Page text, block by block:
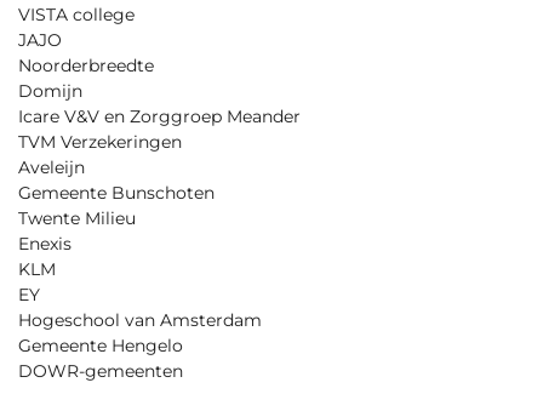
VISTA college
JAJO
Noorderbreedte
Domijn
Icare V&V en Zorggroep Meander
TVM Verzekeringen
Aveleijn
Gemeente Bunschoten
Twente Milieu
Enexis
KLM
EY
Hogeschool van Amsterdam
Gemeente Hengelo
DOWR-gemeenten